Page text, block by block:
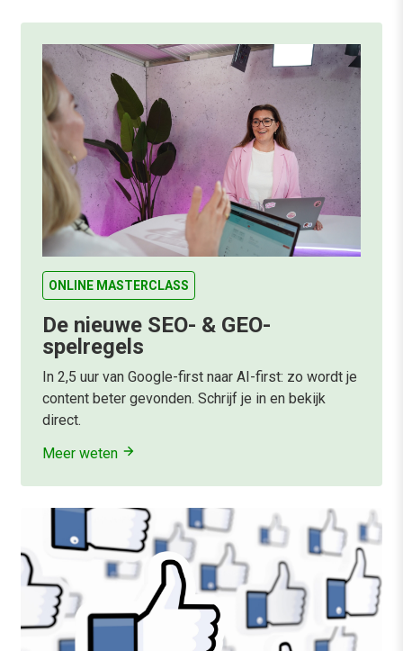
ONLINE MASTERCLASS
De nieuwe SEO- & GEO-
spelregels
In 2,5 uur van Google-first naar AI-first: zo wordt je
content beter gevonden. Schrijf je in en bekijk
direct.
Meer weten